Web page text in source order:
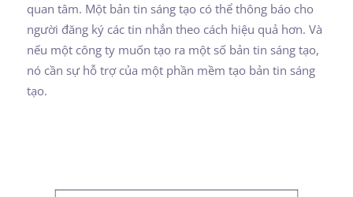
quan tâm. Một bản tin sáng tạo có thể thông báo cho
người đăng ký các tin nhắn theo cách hiệu quả hơn. Và
nếu một công ty muốn tạo ra một số bản tin sáng tạo,
nó cần sự hỗ trợ của một phần mềm tạo bản tin sáng
tạo.